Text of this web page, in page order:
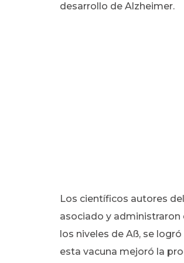
desarrollo de Alzheimer.
Los científicos autores
asociado y administraron
los niveles de Aß, se
esta vacuna mejoró la